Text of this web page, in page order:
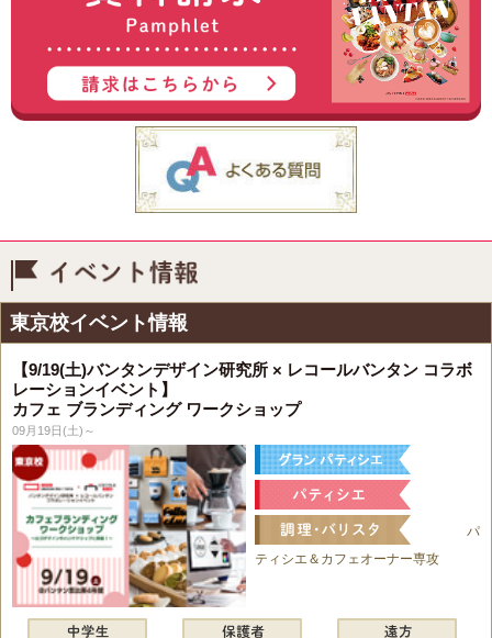
東京校イベント情報
【9/19(土)バンタンデザイン研究所 × レコールバンタン コラボ
レーションイベント】
カフェ ブランディング ワークショップ
09月19日(土)～
パ
ティシエ＆カフェオーナー専攻